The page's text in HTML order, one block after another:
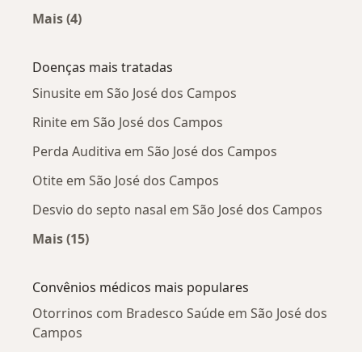
Mais (4)
Doenças mais tratadas
Sinusite em São José dos Campos
Rinite em São José dos Campos
Perda Auditiva em São José dos Campos
Otite em São José dos Campos
Desvio do septo nasal em São José dos Campos
Mais (15)
Convênios médicos mais populares
Otorrinos com Bradesco Saúde em São José dos
Campos